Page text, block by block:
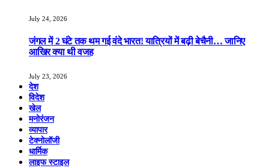
July 24, 2026
जंगल में 2 घंटे तक थम गई वंदे भारत! यात्रियों में बढ़ी बेचैनी… जानिए
आखिर क्या थी वजह
July 23, 2026
देश
विदेश
खेल
मनोरंजन
व्यापार
टेक्नोलॉजी
धार्मिक
लाइफ स्टाइल